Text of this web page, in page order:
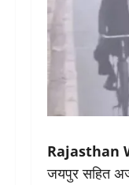
Rajasthan
जयपुर सहित